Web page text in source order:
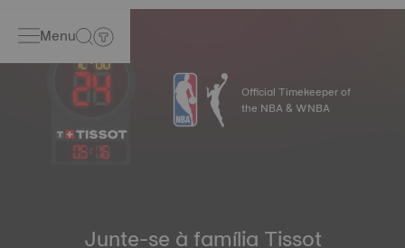
Menu
05: 16
Official Timekeeper of
the NBA & WNBA
Junte-se à família Tissot